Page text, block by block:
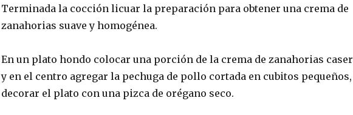
Terminada la cocción licuar la preparación para obtener una crema de
zanahorias suave y homogénea.
En un plato hondo colocar una porción de la crema de zanahorias
y en el centro agregar la pechuga de pollo cortada en cubitos pequeños,
decorar el plato con una pizca de orégano seco.